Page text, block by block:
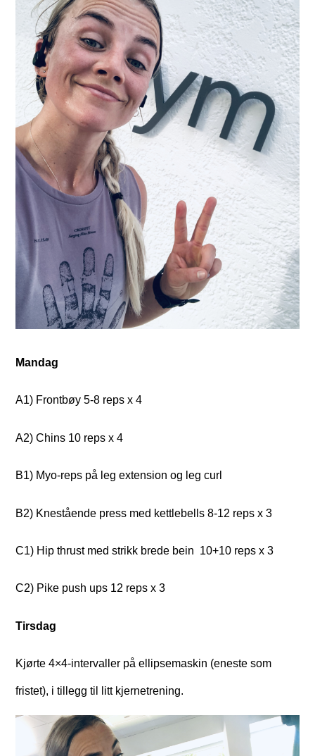
Mandag
A1) Frontbøy 5-8 reps x 4
A2) Chins 10 reps x 4
B1) Myo-reps på leg extension og leg curl
B2) Knestående press med kettlebells 8-12 reps x 3
C1) Hip thrust med strikk brede bein 10+10 reps x 3
C2) Pike push ups 12 reps x 3
Tirsdag
Kjørte 4×4-intervaller på ellipsemaskin (eneste som
fristet), i tillegg til litt kjernetrening.